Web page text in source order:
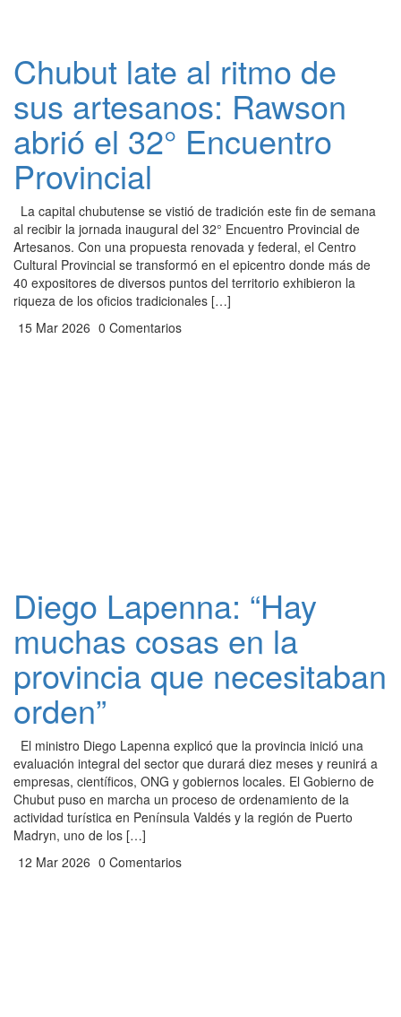
Chubut late al ritmo de
sus artesanos: Rawson
abrió el 32° Encuentro
Provincial
La capital chubutense se vistió de tradición este fin de semana
al recibir la jornada inaugural del 32° Encuentro Provincial de
Artesanos. Con una propuesta renovada y federal, el Centro
Cultural Provincial se transformó en el epicentro donde más de
40 expositores de diversos puntos del territorio exhibieron la
riqueza de los oficios tradicionales […]
15 Mar 2026 0 Comentarios
Diego Lapenna: “Hay
muchas cosas en la
provincia que necesitaban
orden”
El ministro Diego Lapenna explicó que la provincia inició una
evaluación integral del sector que durará diez meses y reunirá a
empresas, científicos, ONG y gobiernos locales. El Gobierno de
Chubut puso en marcha un proceso de ordenamiento de la
actividad turística en Península Valdés y la región de Puerto
Madryn, uno de los […]
12 Mar 2026 0 Comentarios